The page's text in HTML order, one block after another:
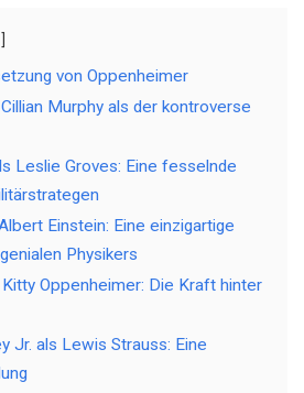
von Oppenheimer
Murphy als der kontroverse
Leslie Groves: Eine fesselnde
Einstein: Eine einzigartige
Physikers
Kitty Oppenheimer: Die Kraft hinter
Jr. als Lewis Strauss: Eine